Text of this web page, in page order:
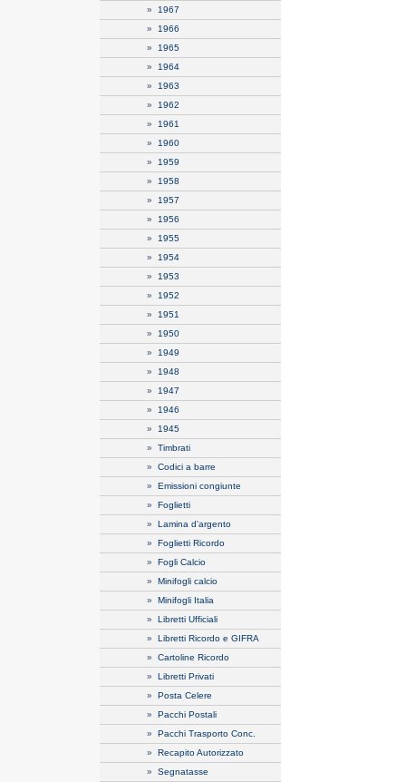
» 1967
» 1966
» 1965
» 1964
» 1963
» 1962
» 1961
» 1960
» 1959
» 1958
» 1957
» 1956
» 1955
» 1954
» 1953
» 1952
» 1951
» 1950
» 1949
» 1948
» 1947
» 1946
» 1945
» Timbrati
» Codici a barre
» Emissioni congiunte
» Foglietti
» Lamina d'argento
» Foglietti Ricordo
» Fogli Calcio
» Minifogli calcio
» Minifogli Italia
» Libretti Ufficiali
» Libretti Ricordo e GIFRA
» Cartoline Ricordo
» Libretti Privati
» Posta Celere
» Pacchi Postali
» Pacchi Trasporto Conc.
» Recapito Autorizzato
» Segnatasse